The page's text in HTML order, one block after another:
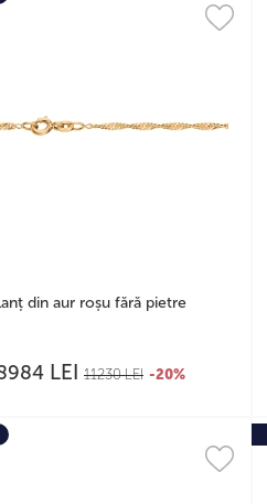
din aur roșu fără pietre
LEI 11230LEI -20%